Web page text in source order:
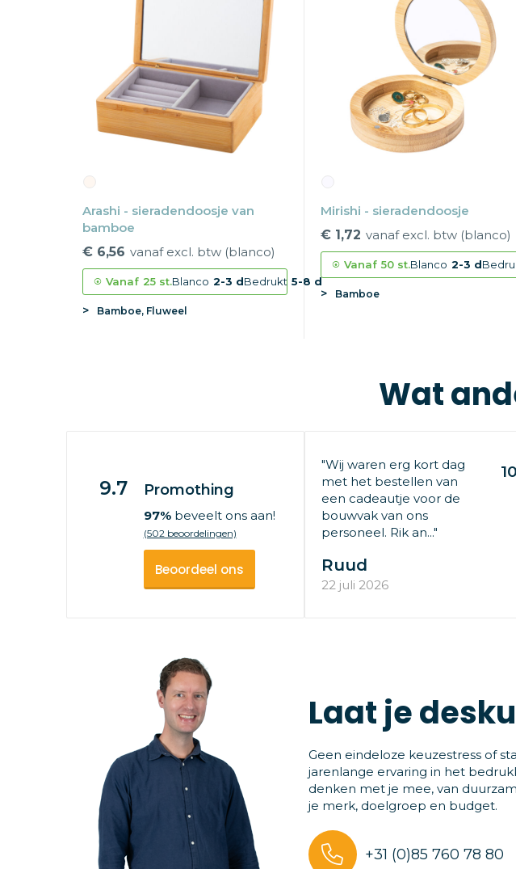
Arashi - sieradendoosje van
bamboe
€ 6,56 vanaf excl. btw (blanco)
Vanaf 25 st.Blanco 2-3 dBedrukt 5-8 d
Bamboe, Fluweel
Mirishi - sieradendoosje
€ 1,72 vanaf excl. btw (blanco)
Vanaf 50 st.Blanco 2-3 d
Bamboe
Wat
9.7 Promothing
97%beveelt ons aan!
(502 beoordelingen)
Beoordeel ons
"Wij waren erg kort dag
met het bestellen van
een cadeautje voor de
bouwvak van ons
personeel. Rik an..."
10
Ruud
22 juli 2026
Laat je
Geen eindeloze keuzestress of
jarenlange ervaring in het
denken met je mee, van
je merk, doelgroep en budget.
+31 (0)85 760 78 80